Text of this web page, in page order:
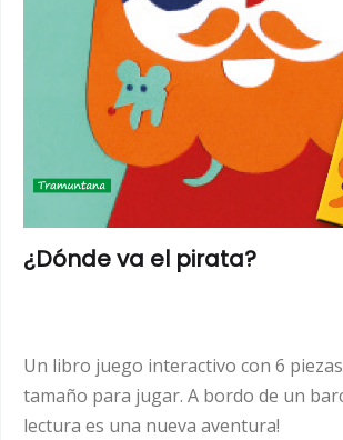
¿Dónde va el pirata?
Un libro juego interactivo con 6
tamaño para jugar. A bordo de un
lectura es una nueva aventura!